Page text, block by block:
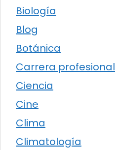
Biología
Blog
Botánica
Carrera profesional
Ciencia
Cine
Clima
Climatología